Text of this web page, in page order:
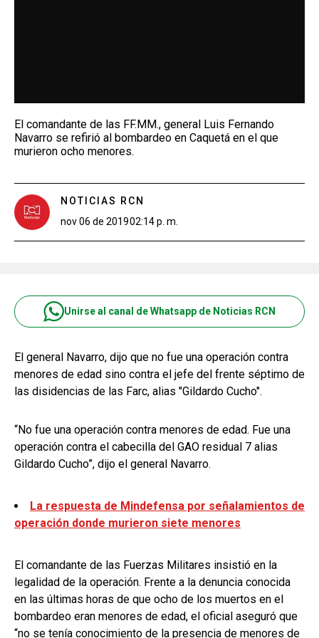
El comandante de las FF.MM., general Luis Fernando
Navarro se refirió al bombardeo en Caquetá en el que
murieron ocho menores.
NOTICIAS RCN
nov 06 de 201902:14 p. m.
Unirse al canal de Whatsapp de Noticias RCN
El general Navarro, dijo que no fue una operación contra
menores de edad sino contra el jefe del frente séptimo de
las disidencias de las Farc, alias "Gildardo Cucho".
“No fue una operación contra menores de edad. Fue una
operación contra el cabecilla del GAO residual 7 alias
Gildardo Cucho”, dijo el general Navarro.
La respuesta de Mindefensa por señalamientos de
operación donde murieron siete menores
El comandante de las Fuerzas Militares insistió en la
legalidad de la operación. Frente a la denuncia conocida
en las últimas horas de que ocho de los muertos en el
bombardeo eran menores de edad, el oficial aseguró que
“no se tenía conocimiento de la presencia de menores de